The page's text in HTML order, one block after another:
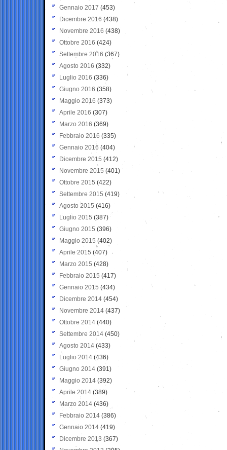
Gennaio 2017 (453)
Dicembre 2016 (438)
Novembre 2016 (438)
Ottobre 2016 (424)
Settembre 2016 (367)
Agosto 2016 (332)
Luglio 2016 (336)
Giugno 2016 (358)
Maggio 2016 (373)
Aprile 2016 (307)
Marzo 2016 (369)
Febbraio 2016 (335)
Gennaio 2016 (404)
Dicembre 2015 (412)
Novembre 2015 (401)
Ottobre 2015 (422)
Settembre 2015 (419)
Agosto 2015 (416)
Luglio 2015 (387)
Giugno 2015 (396)
Maggio 2015 (402)
Aprile 2015 (407)
Marzo 2015 (428)
Febbraio 2015 (417)
Gennaio 2015 (434)
Dicembre 2014 (454)
Novembre 2014 (437)
Ottobre 2014 (440)
Settembre 2014 (450)
Agosto 2014 (433)
Luglio 2014 (436)
Giugno 2014 (391)
Maggio 2014 (392)
Aprile 2014 (389)
Marzo 2014 (436)
Febbraio 2014 (386)
Gennaio 2014 (419)
Dicembre 2013 (367)